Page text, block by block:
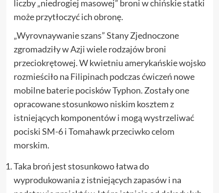
liczby „niedrogiej masowej” broni w chińskie statki
może przytłoczyć ich obronę.
„Wyrovnaywanie szans” Stany Zjednoczone
zgromadziły w Azji wiele rodzajów broni
przeciokrętowej. W kwietniu amerykańskie wojsko
rozmieściło na Filipinach podczas ćwiczeń nowe
mobilne baterie pocisków Typhon. Zostały one
opracowane stosunkowo niskim kosztem z
istniejących komponentów i mogą wystrzeliwać
pociski SM-6 i Tomahawk przeciwko celom
morskim.
Taka broń jest stosunkowo łatwa do
wyprodukowania z istniejących zapasów i na